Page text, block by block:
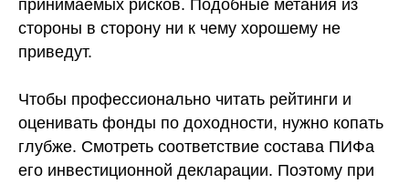
принимаемых рисков. Подобные метания из
стороны в сторону ни к чему хорошему не
приведут.
Чтобы профессионально читать рейтинги и
оценивать фонды по доходности, нужно копать
глубже. Смотреть соответствие состава ПИФа
его инвестиционной декларации. Поэтому при